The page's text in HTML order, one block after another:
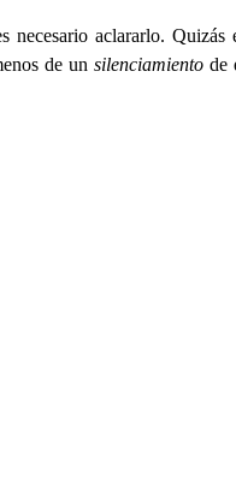
aclararlo. Quizás
de un silenciamiento de